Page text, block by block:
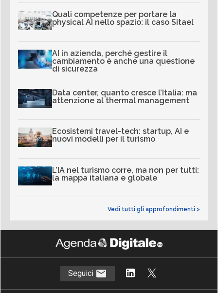
Quali competenze per portare la
physical AI nello spazio: il caso Sitael
AI in azienda, perché gestire il
cambiamento è anche una questione
di sicurezza
Data center, quanto cresce l’Italia: ma
attenzione al thermal management
Ecosistemi travel-tech: startup, AI e
nuovi modelli per il turismo
L’IA nel turismo corre, ma non per tutti:
la mappa italiana e globale
Vedi tutti gli approfondimenti >
Seguici